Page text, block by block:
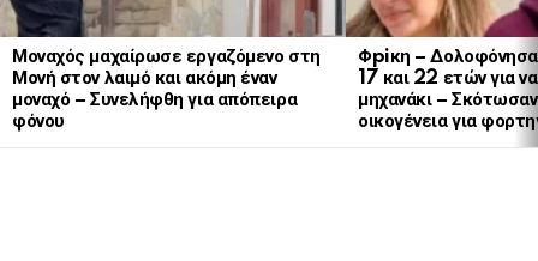
Μοναχός μαχαίρωσε εργαζόμενο στη
Μονή στον λαιμό και ακόμη έναν
μοναχό – Συνελήφθη για απόπειρα
φόνου
Φpiκη –
17 και 22 ετών για
μηχανάκι – Σκότωσαν
οικογένεια για